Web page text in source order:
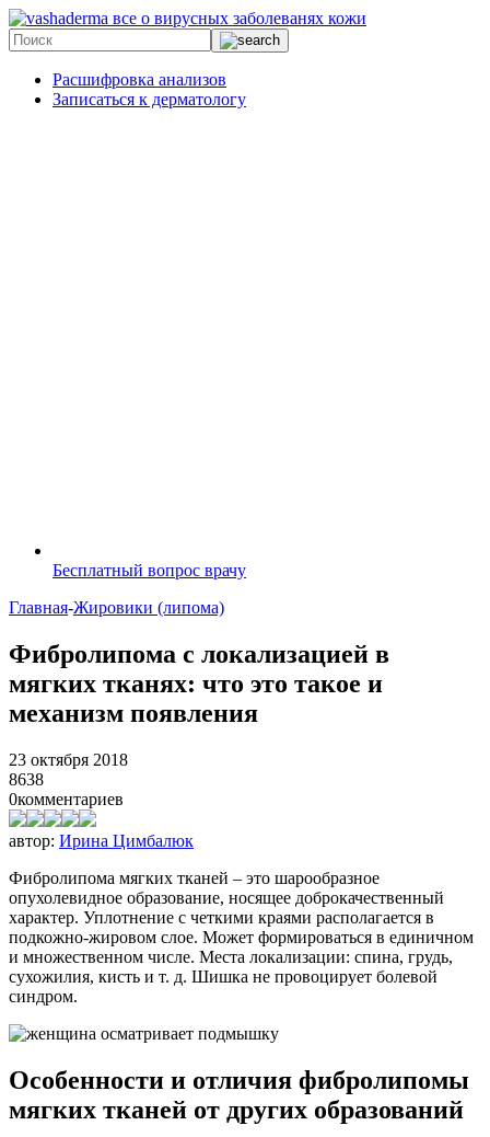
все о вирусных заболеванях кожи
Расшифровка анализов
Записаться к дерматологу
Бесплатный вопрос врачу
Главная-Жировики (липома)
Фибролипома с локализацией в
мягких тканях: что это такое и
механизм появления
23 октября 2018
8638
0комментариев
автор: Ирина Цимбалюк
Фибролипома мягких тканей – это шарообразное
опухолевидное образование, носящее доброкачественный
характер. Уплотнение с четкими краями располагается в
подкожно-жировом слое. Может формироваться в единичном
и множественном числе. Места локализации: спина, грудь,
сухожилия, кисть и т. д. Шишка не провоцирует болевой
синдром.
Особенности и отличия фибролипомы
мягких тканей от других образований